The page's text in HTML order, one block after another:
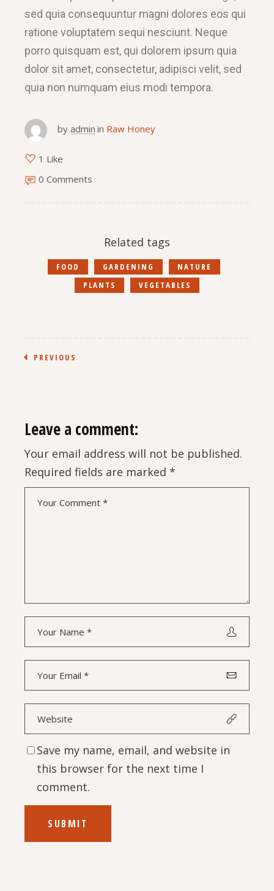
sed quia consequuntur magni dolores eos qui
ratione voluptatem sequi nesciunt. Neque
porro quisquam est, qui dolorem ipsum quia
dolor sit amet, consectetur, adipisci velit, sed
quia non numquam eius modi tempora.
by admin in Raw Honey
1 Like
0 Comments
Related tags
FOOD GARDENING
NATURE
PLANTS
VEGETABLES
PREVIOUS
Leave a comment:
Your email address will not be published.
Required fields are marked*
Save my name, email, and website in
this browser for the next time I
comment.
SUBMIT